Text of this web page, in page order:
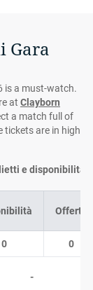
Gara
is a must-watch.
at Clayborn
a match full of
tickets are in high
Offerte
0 0
-
e disponibilità